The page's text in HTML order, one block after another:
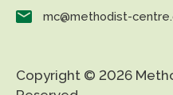
mc@methodist-
Copyright © 2026